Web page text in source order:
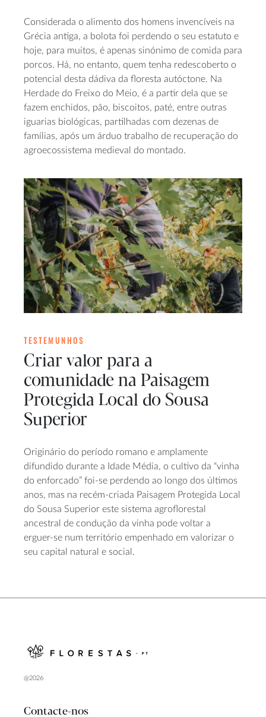
Considerada o alimento dos homens invencíveis na
Grécia antiga, a bolota foi perdendo o seu estatuto e
hoje, para muitos, é apenas sinónimo de comida para
porcos. Há, no entanto, quem tenha redescoberto o
potencial desta dádiva da floresta autóctone. Na
Herdade do Freixo do Meio, é a partir dela que se
fazem enchidos, pão, biscoitos, paté, entre outras
iguarias biológicas, partilhadas com dezenas de
famílias, após um árduo trabalho de recuperação do
agroecossistema medieval do montado.
TESTEMUNHOS
Criar valor para a
comunidade na Paisagem
Protegida Local do Sousa
Superior
Originário do período romano e amplamente
difundido durante a Idade Média, o cultivo da “vinha
do enforcado” foi-se perdendo ao longo dos últimos
anos, mas na recém-criada Paisagem Protegida Local
do Sousa Superior este sistema agroflorestal
ancestral de condução da vinha pode voltar a
erguer-se num território empenhado em valorizar o
seu capital natural e social.
@2026
Contacte-nos